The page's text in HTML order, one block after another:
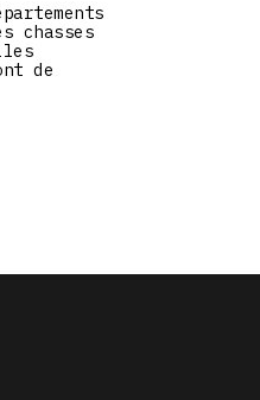
chasses
de